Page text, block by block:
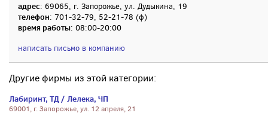
адрес: 69065, г. Запорожье, ул. Дудыкина, 19
телефон: 701-32-79, 52-21-78 (ф)
время работы: 08:00-20:00
написать письмо в компанию
Другие фирмы из этой категории:
Лабиринт, ТД / Лелека, ЧП
69001, г. Запорожье, ул. 12 апреля, 21